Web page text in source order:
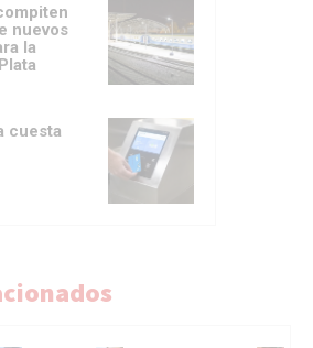
nuevos
la
cuesta